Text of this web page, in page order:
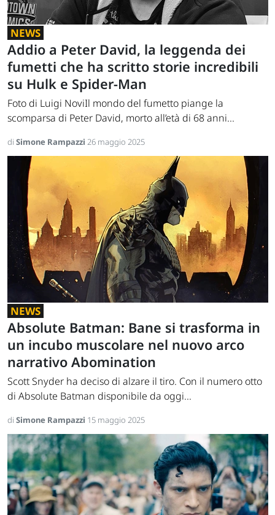
NEWS
Addio a Peter David, la leggenda dei
fumetti che ha scritto storie incredibili
su Hulk e Spider-Man
Foto di Luigi NoviIl mondo del fumetto piange la
scomparsa di Peter David, morto all’età di 68 anni...
di Simone Rampazzi 26 maggio 2025
NEWS
Absolute Batman: Bane si trasforma in
un incubo muscolare nel nuovo arco
narrativo Abomination
Scott Snyder ha deciso di alzare il tiro. Con il numero otto
di Absolute Batman disponibile da oggi...
di Simone Rampazzi 15 maggio 2025